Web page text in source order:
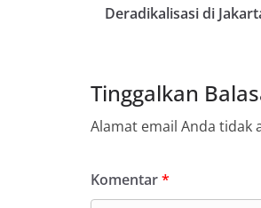
Deradikalisasi di
Tinggalkan
Alamat email Anda tidak
Komentar*